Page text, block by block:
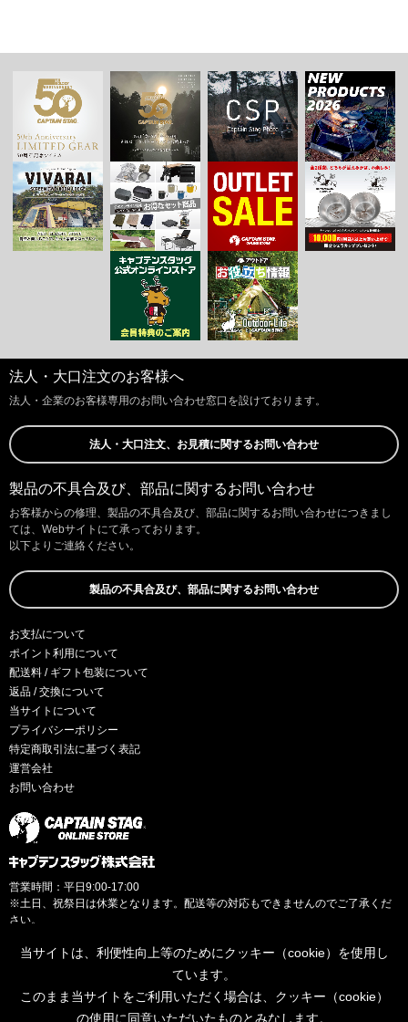
法人・大口注文のお客様へ
法人・企業のお客様専用のお問い合わせ窓口を設けております。
法人・大口注文、お見積に関するお問い合わせ
製品の不具合及び、部品に関するお問い合わせ
お客様からの修理、製品の不具合及び、部品に関するお問い合わせにつきまし
ては、Webサイトにて承っております。
以下よりご連絡ください。
製品の不具合及び、部品に関するお問い合わせ
お支払について
ポイント利用について
配送料 / ギフト包装について
返品 / 交換について
当サイトについて
プライバシーポリシー
特定商取引法に基づく表記
運営会社
お問い合わせ
営業時間：平日9:00-17:00
※土日、祝祭日は休業となります。配送等の対応もできませんのでご了承くだ
さい。
当サイトは、利便性向上等のためにクッキー（cookie）を使用し
ています。
このまま当サイトをご利用いただく場合は、クッキー（cookie）
の使用に同意いただいたものとみなします。